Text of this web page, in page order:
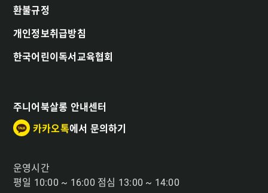
환불규정
개인정보취급방침
한국어린이독서교육협회
주니어북살롱 안내센터
카카오톡에서 문의하기
운영시간
평일 10:00 ~ 16:00 점심 13:00 ~ 14:00